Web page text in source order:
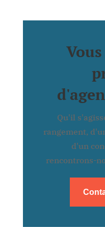
Qu'il
rangement,
d'un
rencontrons-